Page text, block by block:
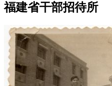
福建省干部招待所